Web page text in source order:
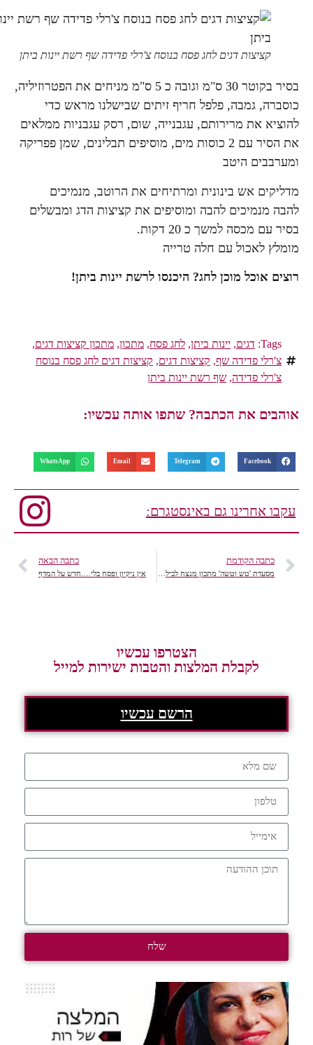
קציצות דגים לחג פסח בנוסח צ'רלי פדידה שף רשת יינות ביתן
בסיר בקוטר 30 ס"מ וגובה כ 5 ס"מ מניחים את הפטרוזיליה,
כוסברה, גמבה, פלפל חריף זיתים שבישלנו מראש כדי
להוציא את מרירותם, עגבנייה, שום, רסק עגבניות ממלאים
את הסיר עם 2 כוסות מים, מוסיפים תבלינים, שמן פפריקה
ומערבבים היטב
מדליקים אש בינונית ומרתיחים את הרוטב, מנמיכים
להבה מנמיכים להבה ומוסיפים את קציצות הדג ומבשלים
בסיר עם מכסה למשך כ 20 דקות.
מומלץ לאכול עם חלה טרייה
רוצים אוכל מוכן לחג? היכנסו לרשת יינות ביתן!
Tags: דגים,יינות ביתן,לחג פסח,מתכון,מתכון קציצות דגים,
צ'רלי פדידה שף ,קציצות דגים,קציצות דגים לחג פסח בנוסח
צ'רלי פדידה,שף רשת יינות ביתן
אוהבים את הכתבה? שתפו אותה עכשיו:
Facebook
Telegram
Email
WhatsApp
עקבו אחרינו גם באינסטגרם:
כתבה הקודמת
מסעדת 'טש וטשה' מתכון מנצח לבילוי תרבות וקולינריה גאורגית.
כתבה הבאה
אין ניקיון ופסח בלי….חדש על המדף
הצטרפו עכשיו
לקבלת המלצות והטבות ישירות למייל
הרשם עכשיו
שלח